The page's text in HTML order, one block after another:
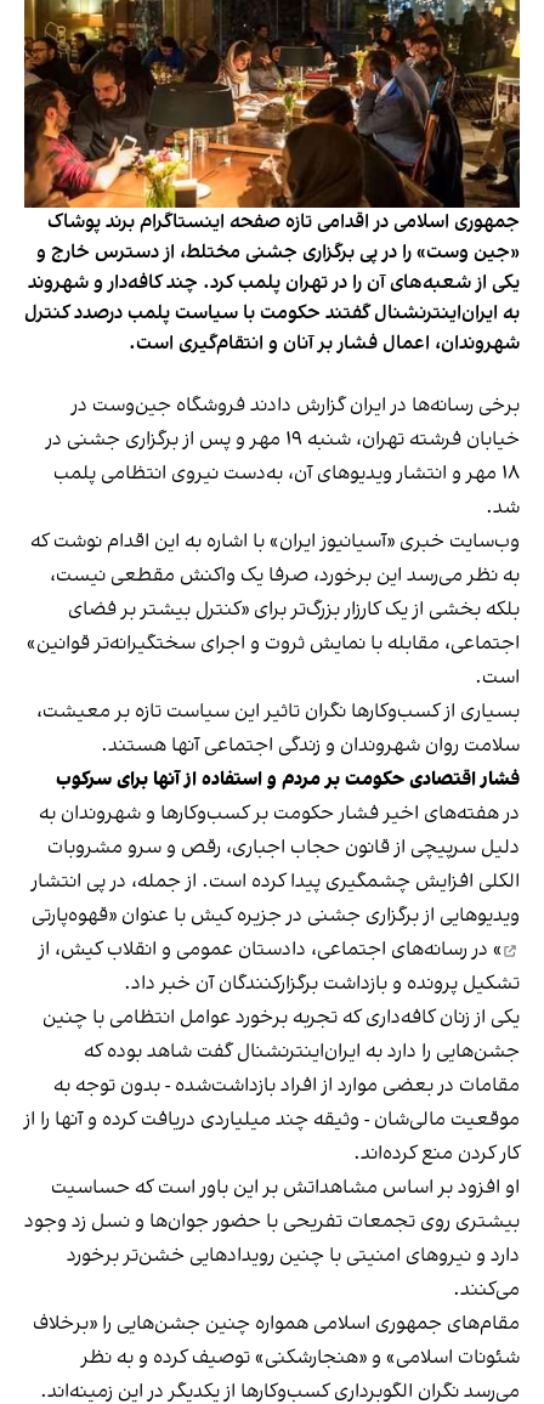
جمهوری اسلامی در اقدامی تازه صفحه اینستاگرام برند پوشاک
«جین وست» را در پی برگزاری جشنی مختلط، از دسترس خارج و
یکی از شعبه‌های آن را در تهران پلمب کرد. چند کافه‌‌دار و شهروند
به ایران‌اینترنشنال گفتند حکومت با سیاست پلمب درصدد کنترل
شهروندان، اعمال فشار بر آنان و انتقام‌گیری است.
برخی رسانه‌ها در ایران گزارش دادند فروشگاه جین‌وست در
خیابان فرشته تهران، شنبه ۱۹ مهر و پس از برگزاری جشنی در
۱۸ مهر و انتشار ویدیوهای آن، به‌دست نیروی انتظامی پلمب
شد.
وب‌سایت خبری «آسیانیوز ایران» با اشاره به این اقدام نوشت که
به نظر می‌رسد این برخورد، صرفا یک واکنش مقطعی نیست،
بلکه بخشی از یک کارزار بزرگ‌تر برای «کنترل بیشتر بر فضای
اجتماعی، مقابله با نمایش ثروت و اجرای سختگیرانه‌تر قوانین»
است.
بسیاری از کسب‌وکارها نگران تاثیر این سیاست‌ تازه بر معیشت،
سلامت روان شهروندان و زندگی اجتماعی آنها هستند.
فشار اقتصادی حکومت بر مردم و استفاده از آنها برای سرکوب
در هفته‌های اخیر فشار حکومت بر کسب‌وکارها و شهروندان به
دلیل سرپیچی از قانون حجاب اجباری، رقص و سرو مشروبات
الکلی افزایش چشمگیری پیدا کرده است. از جمله، در پی انتشار
ویدیوهایی از برگزاری جشنی در جزیره کیش با عنوان «قهوه‌پارتی
» در رسانه‌های اجتماعی، دادستان عمومی و انقلاب کیش، از
تشکیل پرونده و بازداشت برگزارکنندگان آن خبر داد.
یکی از زنان کافه‌داری که تجربه برخورد عوامل انتظامی با چنین
جشن‌هایی را دارد به ایران‌اینترنشنال گفت شاهد بوده که
مقامات در بعضی موارد از افراد بازداشت‌‌شده - بدون توجه به
موقعیت مالی‌شان - وثیقه چند میلیاردی دریافت کرده و آنها را از
کار کردن منع کرده‌اند.
او افزود بر اساس مشاهداتش بر این باور است که حساسیت
بیشتری روی تجمعات تفریحی با حضور جوان‌ها و نسل زد وجود
دارد و نیروهای امنیتی با چنین رویدادهایی خشن‌تر برخورد
می‌کنند.
مقام‌های جمهوری اسلامی همواره چنین جشن‌هایی را «برخلاف
شئونات اسلامی» و «هنجارشکنی» توصیف کرده و به نظر
می‌رسد نگران الگوبرداری کسب‌وکارها از یکدیگر در این زمینه‌اند.